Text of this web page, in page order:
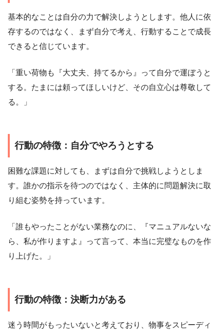
基本的なことは自分の力で解決しようとします。他人に依
存するのではなく、まず自分で考え、行動することで成長
できると信じています。
「重い荷物も『大丈夫、持てるから』って自分で運ぼうと
する。たまには頼ってほしいけど、その自立心は尊敬して
る。」
行動の特徴：自分でやろうとする
困難な課題に対しても、まずは自分で挑戦しようとしま
す。誰かの指示を待つのではなく、主体的に問題解決に取
り組む姿勢を持っています。
「誰もやったことがない業務なのに、『マニュアルないな
ら、私が作りますよ』って言って、本当に完璧なものを作
り上げた。」
行動の特徴：決断力がある
迷う時間がもったいないと考えており、物事をスピーディ